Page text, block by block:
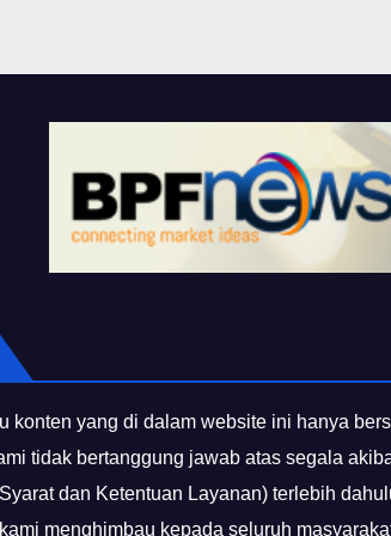
konten yang di dalam website ini hanya
tidak bertanggung jawab atas segala
dan Ketentuan Layanan) terlebih
menghimbau kepada seluruh